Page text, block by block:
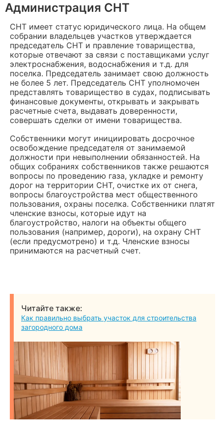
Администрация СНТ
СНТ имеет статус юридического лица. На общем
собрании владельцев участков утверждается
председатель СНТ и правление товарищества,
которые отвечают за связи с поставщиками услуг
электроснабжения, водоснабжения и т.д. для
поселка. Председатель занимает свою должность
не более 5 лет. Председатель СНТ уполномочен
представлять товарищество в судах, подписывать
финансовые документы, открывать и закрывать
расчетные счета, выдавать доверенности,
совершать сделки от имени товарищества.
Собственники могут инициировать досрочное
освобождение председателя от занимаемой
должности при невыполнении обязанностей. На
общих собраниях собственников также решаются
вопросы по проведению газа, укладке и ремонту
дорог на территории СНТ, очистке их от снега,
вопросы благоустройства мест общественного
пользования, охраны поселка. Собственники платят
членские взносы, которые идут на
благоустройство, налоги на объекты общего
пользования (например, дороги), на охрану СНТ
(если предусмотрено) и т.д. Членские взносы
принимаются на расчетный счет.
Читайте также:
Как правильно выбрать участок для строительства
загородного дома